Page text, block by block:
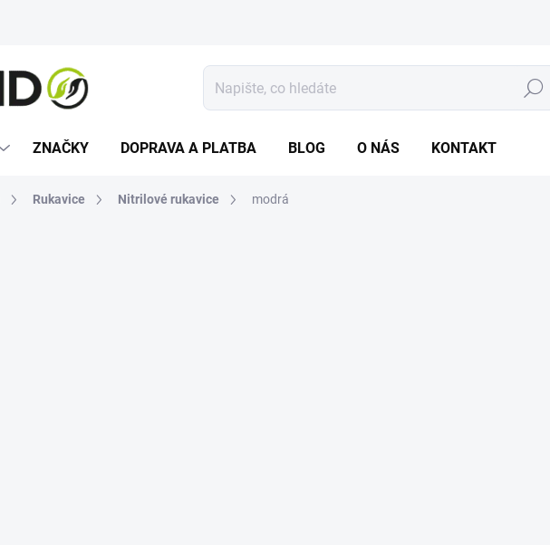
Hledat
ZNAČKY DOPRAVA A PLATBA BLOG O NÁS KONTAKT
Rukavice Nitrilové rukavice modrá